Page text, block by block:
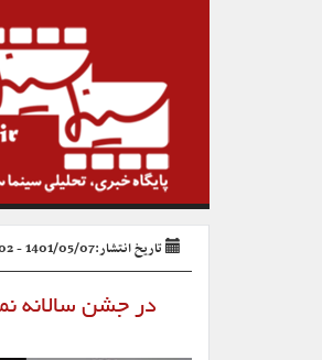
تاریخ انتشار:1401/05/07 - 11:02
در جشن سالانه